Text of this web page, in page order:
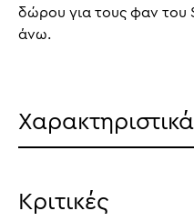
δώρου για τους φαν του
άνω.
Χαρακτηριστικά
Κριτικές